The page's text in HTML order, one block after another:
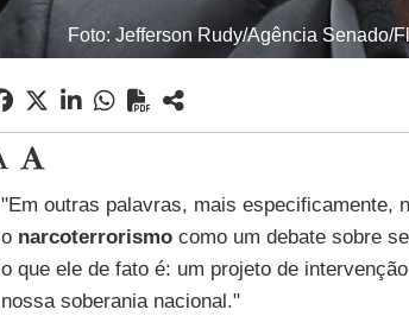
Foto: Jefferson Rudy/Agência Senado/
"Em outras palavras, mais especificamente,
onarcoterrorismocomo um debate sobre
o que ele de fato é: um projeto de
nossa soberania nacional."